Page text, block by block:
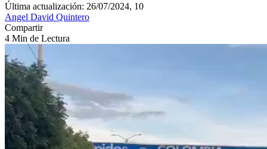
Última actualización: 26/07/2024, 10
Angel David Quintero
Compartir
4 Min de Lectura